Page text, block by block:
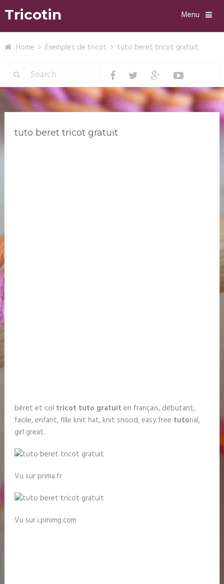
Tricotin Menu
Home Exemples de tricot tuto beret tricot gratuit
tuto beret tricot gratuit
béret et col tricot tuto gratuit en français, débutant,
facile, enfant, fille knit hat, knit snood, easy free tutorial,
girl great.
Vu sur prima.fr
Vu sur i.pinimg.com